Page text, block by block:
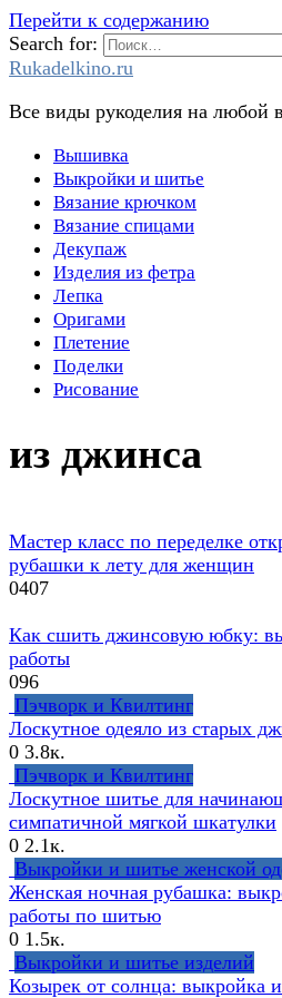
Перейти к содержанию
Search for:
Rukadelkino.ru
Все виды рукоделия на любой
Вышивка
Выкройки и шитье
Вязание крючком
Вязание спицами
Декупаж
Изделия из фетра
Лепка
Оригами
Плетение
Поделки
Рисование
из джинса
Мастер класс по переделке
рубашки к лету для женщин
0407
Как сшить джинсовую юбку:
работы
096
Пэчворк и Квилтинг
Лоскутное одеяло из старых
0 3.8к.
Пэчворк и Квилтинг
Лоскутное шитье для
симпатичной мягкой шкатулки
0 2.1к.
Выкройки и шитье женской
Женская ночная рубашка:
работы по шитью
0 1.5к.
Выкройки и шитье изделий
Козырек от солнца: выкройка